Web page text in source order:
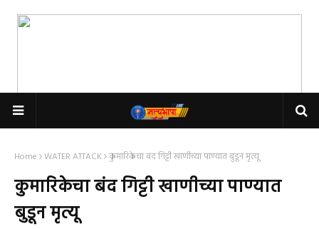
Home WATER ATTACK कुमारिकेचा बंद गिट्टी खाणीच्या पाण्यात बुडून मृत्यू
कुमारिकेचा बंद गिट्टी खाणीच्या पाण्यात
बुडून मृत्यू